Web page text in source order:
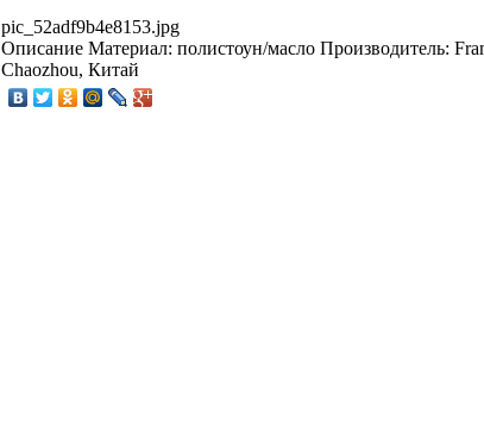
pic_52adf9b4e8153.jpg
Описание Материал: полистоун/масло Производитель:
Chaozhou, Китай